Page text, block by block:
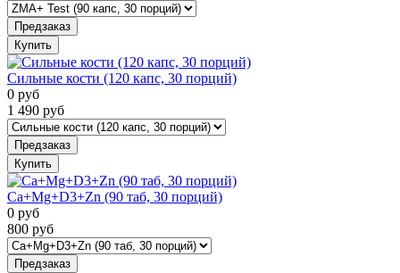
Предзаказ
Купить
Сильные кости (120 капс, 30 порций)
0 руб
1 490 руб
Предзаказ
Купить
Ca+Mg+D3+Zn (90 таб, 30 порций)
0 руб
800 руб
Предзаказ